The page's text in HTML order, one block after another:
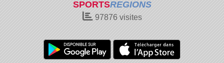
SPORTSREGIONS
97876visites